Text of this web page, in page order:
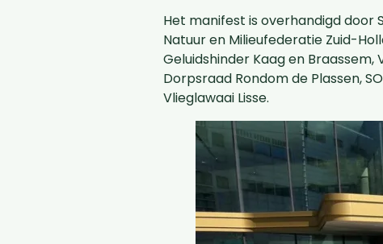
Het manifest is overhandigd door
Natuur en Milieufederatie Zuid-
Geluidshinder Kaag en
Dorpsraad Rondom de Plassen,
Vlieglawaai Lisse.